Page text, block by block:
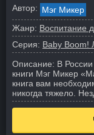
Автор: Мэг Микер
Жанр: Воспитание
Серия: Baby Boom!
Описание: В
книги Мэг Микер
книга вам
никогда тяжело.